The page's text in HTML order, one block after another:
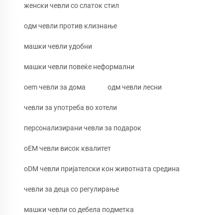
женски чевли со слаток стил
одм чевли против клизнање
машки чевли удобни
машки чевли повеќе неформални
oem чевли за дома одм чевли лесни
чевли за употреба во хотели
персонализирани чевли за подарок
oEM чевли висок квалитет
oDM чевли пријателски кон животната средина
чевли за деца со регулирање
машки чевли со дебела подметка